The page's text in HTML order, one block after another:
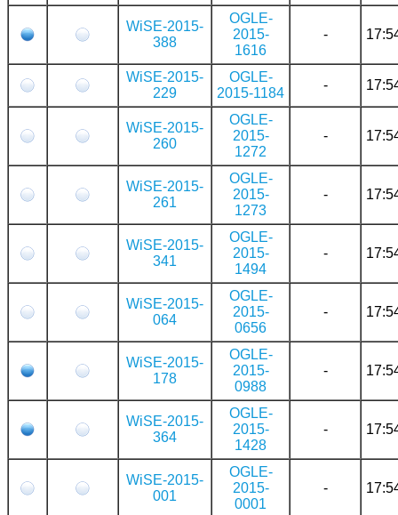
WiSE-2015-
388
OGLE-
2015-
1616
-
WiSE-2015-
229
OGLE-
2015-1184
-
WiSE-2015-
260
OGLE-
2015-
1272
-
WiSE-2015-
261
OGLE-
2015-
1273
-
WiSE-2015-
341
OGLE-
2015-
1494
-
WiSE-2015-
064
OGLE-
2015-
0656
-
WiSE-2015-
178
OGLE-
2015-
0988
-
WiSE-2015-
364
OGLE-
2015-
1428
-
WiSE-2015-
001
OGLE-
2015-
0001
-